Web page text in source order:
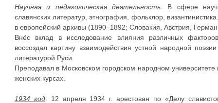
Научная и педагогическая деятельность. В сфере
славянских литератур, этнография, фольклор,
в европейский архивы (1890–1892; Словакия, Австрия,
Внёс вклад в исследование влияния различных
воссоздал картину взаимодействия устной народной
литературой Руси.
Преподавал в Московском городском народном
женских курсах.
1934 год. 12 апреля 1934 г. арестован по «Делу